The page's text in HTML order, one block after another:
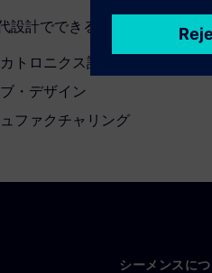
設計でできることを紹介しま
トロニクス設計プラットフォー
・デザイン
ファクチャリング
シーメンスに